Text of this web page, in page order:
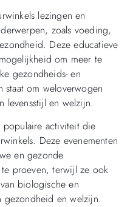
lezingen en
zoals voeding,
Deze educatieve
om meer te
gezondheids- en
staat om weloverwogen
levensstijl en welzijn.
activiteit die
Deze evenementen
en gezonde
proeven, terwijl ze ook
biologische en
gezondheid en welzijn.